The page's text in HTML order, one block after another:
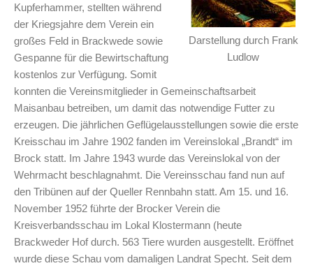
Darstellung durch Frank
Ludlow
Kupferhammer, stellten während
der Kriegsjahre dem Verein ein
großes Feld in Brackwede sowie
Gespanne für die Bewirtschaftung
kostenlos zur Verfügung. Somit
konnten die Vereinsmitglieder in Gemeinschaftsarbeit
Maisanbau betreiben, um damit das notwendige Futter zu
erzeugen. Die jährlichen Geflügelausstellungen sowie die erste
Kreisschau im Jahre 1902 fanden im Vereinslokal „Brandt“ im
Brock statt. Im Jahre 1943 wurde das Vereinslokal von der
Wehrmacht beschlagnahmt. Die Vereinsschau fand nun auf
den Tribünen auf der Queller Rennbahn statt. Am 15. und 16.
November 1952 führte der Brocker Verein die
Kreisverbandsschau im Lokal Klostermann (heute
Brackweder Hof durch. 563 Tiere wurden ausgestellt. Eröffnet
wurde diese Schau vom damaligen Landrat Specht. Seit dem